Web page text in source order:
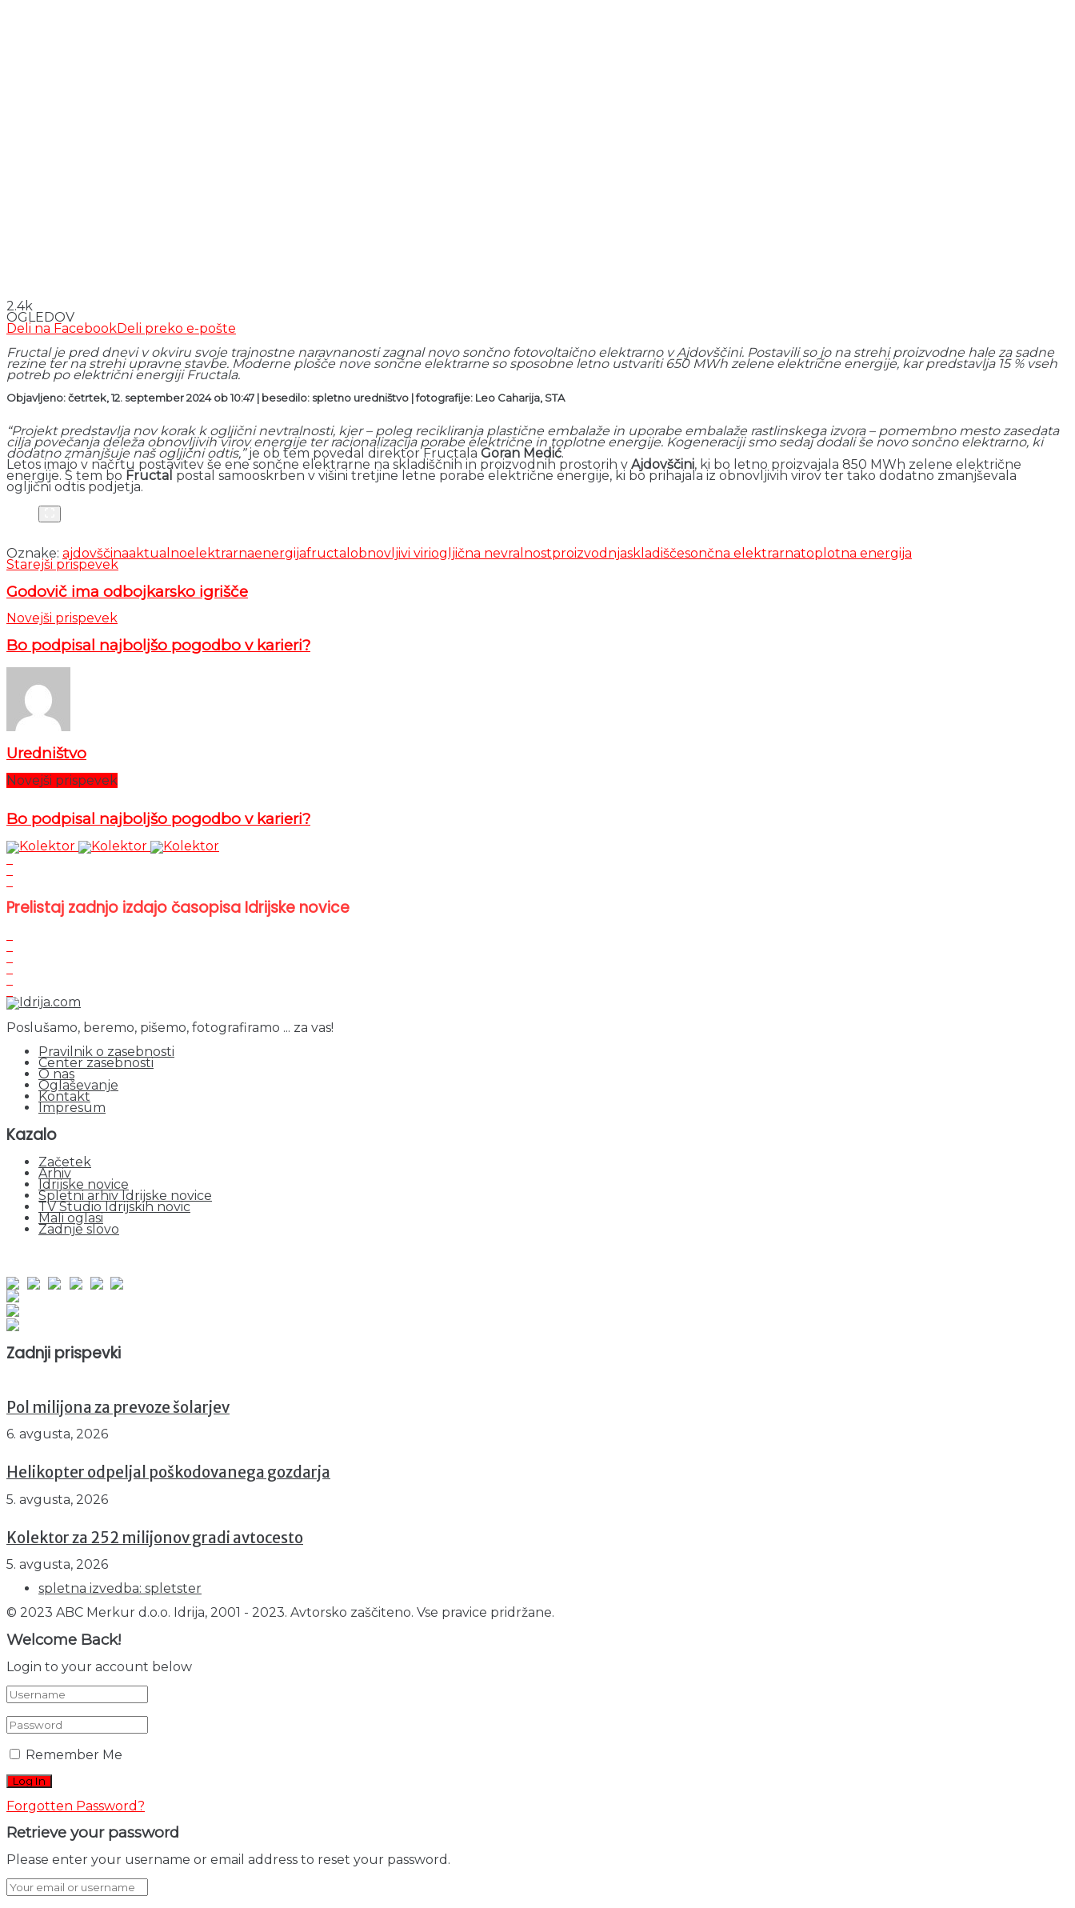
2.4k
OGLEDOV
Deli na FacebookDeli preko e-pošte
Fructal je pred dnevi v okviru svoje trajnostne naravnanosti zagnal novo sončno fotovoltaično elektrarno v Ajdovščini. Postavili so jo na strehi proizvodne hale za sadne
rezine ter na strehi upravne stavbe. Moderne plošče nove sončne elektrarne so sposobne letno ustvariti 650 MWh zelene električne energije, kar predstavlja 15 % vseh
potreb po električni energiji Fructala.
Objavljeno: četrtek, 12. september 2024 ob 10:47 | besedilo: spletno uredništvo | fotografije: Leo Caharija, STA
“Projekt predstavlja nov korak k ogljični nevtralnosti, kjer – poleg recikliranja plastične embalaže in uporabe embalaže rastlinskega izvora – pomembno mesto zasedata
cilja povečanja deleža obnovljivih virov energije ter racionalizacija porabe električne in toplotne energije. Kogeneraciji smo sedaj dodali še novo sončno elektrarno, ki
dodatno zmanjšuje naš ogljični odtis,”je ob tem povedal direktor Fructala Goran Medić.
Letos imajo v načrtu postavitev še ene sončne elektrarne na skladiščnih in proizvodnih prostorih v Ajdovščini, ki bo letno proizvajala 850 MWh zelene električne
energije. S tem bo Fructal postal samooskrben v višini tretjine letne porabe električne energije, ki bo prihajala iz obnovljivih virov ter tako dodatno zmanjševala
ogljični odtis podjetja.
Oznake: ajdovščinaaktualnoelektrarnaenergijafructal obnovljivi viriogljična nevralnostproizvodnjaskladiščesončna elektrarnatoplotna energija
Starejši prispevek
Godovič ima odbojkarsko igrišče
Novejši prispevek
Bo podpisal najboljšo pogodbo v karieri?
Uredništvo
Novejši prispevek
Bo podpisal najboljšo pogodbo v karieri?
Prelistaj zadnjo izdajo časopisa Idrijske novice
Poslušamo, beremo, pišemo, fotografiramo ... za vas!
Pravilnik o zasebnosti
Center zasebnosti
O nas
Oglaševanje
Kontakt
Impresum
Kazalo
Začetek
Arhiv
Idrijske novice
Spletni arhiv Idrijske novice
TV Studio Idrijskih novic
Mali oglasi
Zadnje slovo
Zadnji prispevki
Pol milijona za prevoze šolarjev
6. avgusta, 2026
Helikopter odpeljal poškodovanega gozdarja
5. avgusta, 2026
Kolektor za 252 milijonov gradi avtocesto
5. avgusta, 2026
spletna izvedba: spletster
© 2023 ABC Merkur d.o.o. Idrija, 2001 - 2023. Avtorsko zaščiteno. Vse pravice pridržane.
Welcome Back!
Login to your account below
Remember Me
Forgotten Password?
Retrieve your password
Please enter your username or email address to reset your password.